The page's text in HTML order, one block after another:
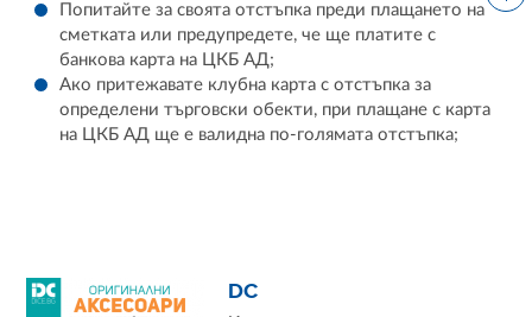
Попитайте за своята отстъпка преди плащането на
сметката или предупредете, че ще платите с
банкова карта на ЦКБ АД;
Ако притежавате клубна карта с отстъпка за
определени търговски обекти, при плащане с карта
на ЦКБ АД ще е валидна по-голямата отстъпка;
DC